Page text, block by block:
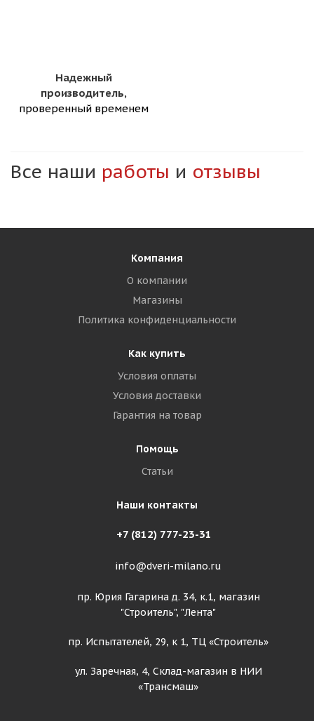
Надежный
производитель,
проверенный временем
Все наши работы и отзывы
Компания
О компании
Магазины
Политика конфиденциальности
Как купить
Условия оплаты
Условия доставки
Гарантия на товар
Помощь
Статьи
Наши контакты
+7 (812) 777-23-31
info@dveri-milano.ru
пр. Юрия Гагарина д. 34, к.1, магазин
"Строитель", "Лента"
пр. Испытателей, 29, к 1, ТЦ «Строитель»
ул. Заречная, 4, Склад-магазин в НИИ
«Трансмаш»